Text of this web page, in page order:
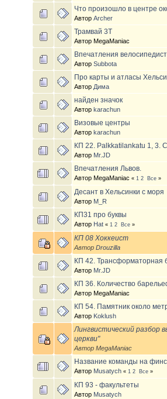
Что произошло в центре
АвторArcher
Трамвай 3Т
Автор MegaManiac
Впечатления
АвторSubbota
Про карты и атласы
Автор Дима
найден значок
Авторkarachun
Визовые центры
Авторkarachun
КП 22. Palkkatilankatu 1, 3.
Автор Mr.JD
Впечатления Львов.
Автор MegaManiac« 1 2 Все »
Десант в Хельсинки с моря
Автор M_R
КП31 про буквы
Автор Hat « 1 2 Все »
КП 08 Хоккеист
АвторDrouzilla
КП 42. Трансформаторная
Автор Mr.JD
КП 36. Количество
Автор MegaManiac
КП 54. Памятник около
Автор Koklush
Лингвистический разбор
церкви"
Автор MegaManiac
Название команды на
Автор Musatych « 1 2 Все »
КП 93 - факультеты
Автор Musatych